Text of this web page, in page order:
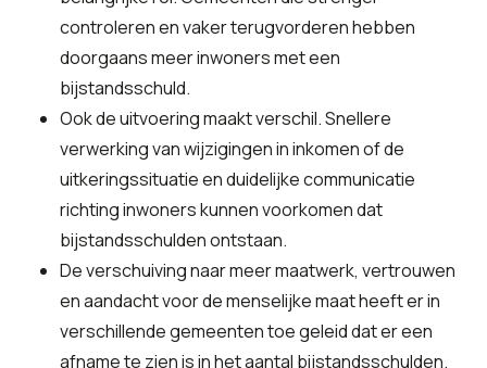
controleren en vaker terugvorderen hebben
doorgaans meer inwoners met een
bijstandsschuld.
Ook de uitvoering maakt verschil. Snellere
verwerking van wijzigingen in inkomen of de
uitkeringssituatie en duidelijke communicatie
richting inwoners kunnen voorkomen dat
bijstandsschulden ontstaan.
De verschuiving naar meer maatwerk, vertrouwen
en aandacht voor de menselijke maat heeft er in
verschillende gemeenten toe geleid dat er een
afname te zien is in het aantal bijstandsschulden.